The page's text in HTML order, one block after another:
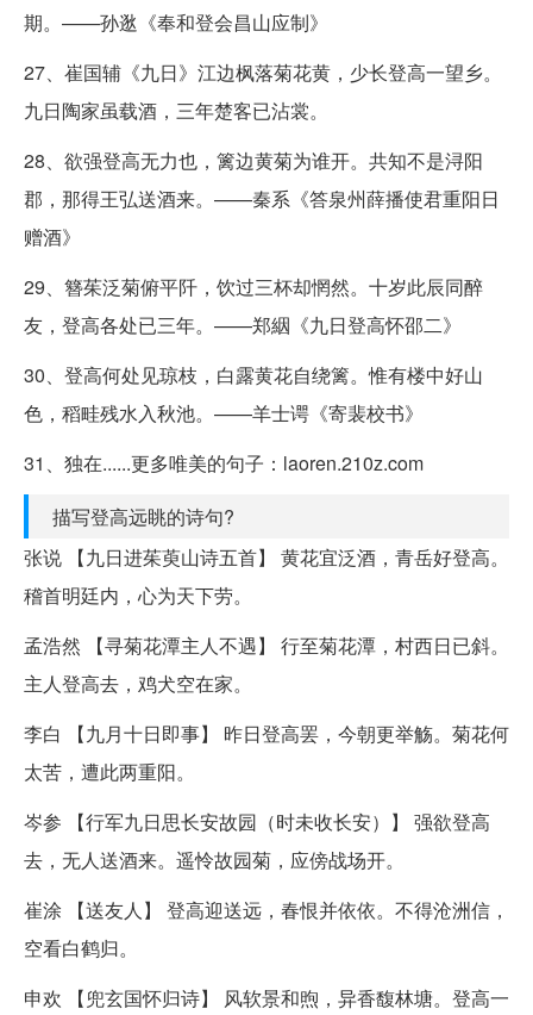
期。——孙逖《奉和登会昌山应制》
27、崔国辅《九日》江边枫落菊花黄，少长登高一望乡。
九日陶家虽载酒，三年楚客已沾裳。
28、欲强登高无力也，篱边黄菊为谁开。共知不是浔阳
郡，那得王弘送酒来。——秦系《答泉州薛播使君重阳日
赠酒》
29、簪茱泛菊俯平阡，饮过三杯却惘然。十岁此辰同醉
友，登高各处已三年。——郑絪《九日登高怀邵二》
30、登高何处见琼枝，白露黄花自绕篱。惟有楼中好山
色，稻畦残水入秋池。——羊士谔《寄裴校书》
31、独在......更多唯美的句子：laoren.210z.com
描写登高远眺的诗句?
张说 【九日进茱萸山诗五首】 黄花宜泛酒，青岳好登高。
稽首明廷内，心为天下劳。
孟浩然 【寻菊花潭主人不遇】 行至菊花潭，村西日已斜。
主人登高去，鸡犬空在家。
李白 【九月十日即事】 昨日登高罢，今朝更举觞。菊花何
太苦，遭此两重阳。
岑参 【行军九日思长安故园（时未收长安）】 强欲登高
去，无人送酒来。遥怜故园菊，应傍战场开。
崔涂 【送友人】 登高迎送远，春恨并依依。不得沧洲信，
空看白鹤归。
申欢 【兜玄国怀归诗】 风软景和煦，异香馥林塘。登高一